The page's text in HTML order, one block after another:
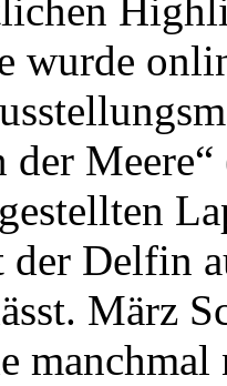
wurde
der
der Delfin
März